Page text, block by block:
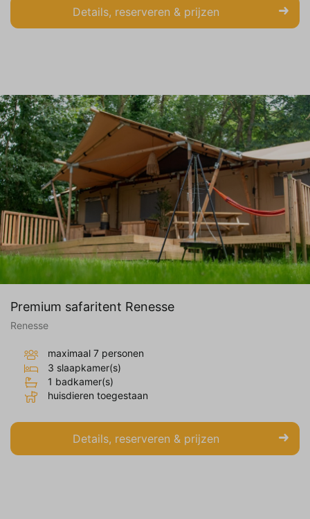
Details, reserveren & prijzen
Premium safaritent Renesse
Renesse
maximaal 7 personen
3 slaapkamer(s)
1 badkamer(s)
huisdieren toegestaan
Details, reserveren & prijzen